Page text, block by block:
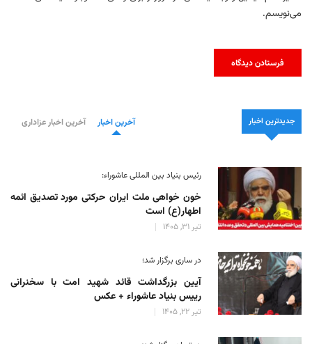
می‌نویسم.
جدیدترین اخبار آخرین اخبار آخرین اخبار عزاداری
رئیس بنیاد بین المللی عاشوراء:
خون خواهی ملت ایران حرکتی مورد تصدیق ائمه
اطهار(ع) است
تیر 31, 1405
در ساری برگزار شد؛
آیین بزرگداشت قائد شهید امت با سخنرانی
رییس بنیاد عاشوراء + عکس
تیر 22, 1405